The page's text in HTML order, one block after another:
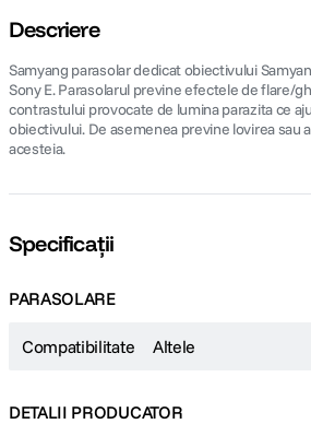
Descriere
Samyang parasolar dedicat obiectivului
Sony E. Parasolarul previne efectele de flare/
contrastului provocate de lumina parazita ce
obiectivului. De asemenea previne lovirea sau
acesteia.
Specificații
PARASOLARE
Compatibilitate Altele
DETALII PRODUCATOR